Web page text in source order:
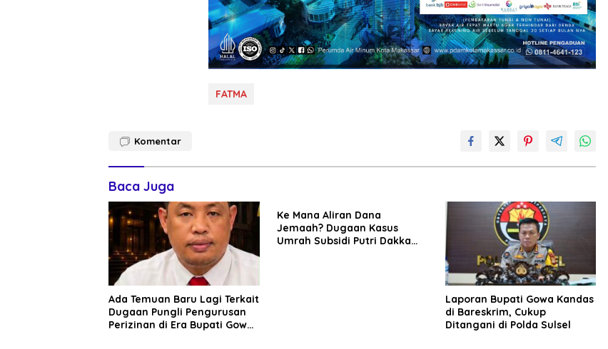
FATMA
Komentar
Baca Juga
Ada Temuan Baru Lagi Terkait
Dugaan Pungli Pengurusan
Perizinan di Era Bupati Gowa
Ke Mana Aliran Dana
Jemaah? Dugaan Kasus
Umrah Subsidi Putri Dakka
Laporan Bupati Gowa Kandas
di Bareskrim, Cukup
Ditangani di Polda Sulsel